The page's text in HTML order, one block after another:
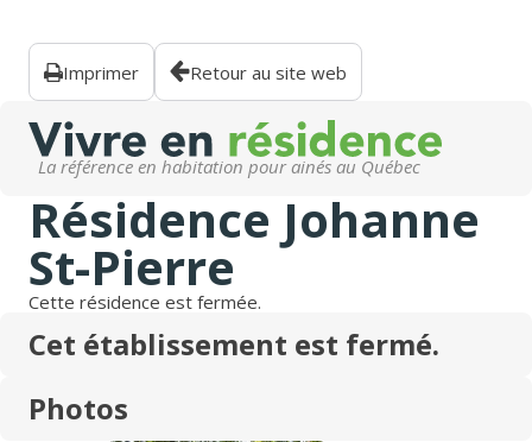
Imprimer Retour au site web
La référence en habitation pour ainés au Québec
Résidence Johanne
St-Pierre
Cette résidence est fermée.
Cet établissement est fermé.
Photos